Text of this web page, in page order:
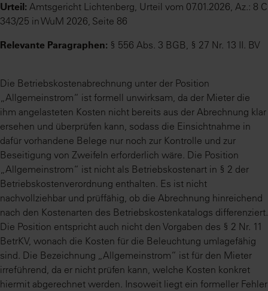
Urteil: Amtsgericht Lichtenberg, Urteil vom 07.01.2026, Az.: 8 C
343/25 in WuM 2026, Seite 86
Relevante Paragraphen: § 556 Abs. 3 BGB, § 27 Nr. 13 II. BV
Die Betriebskostenabrechnung unter der Position
„Allgemeinstrom“ ist formell unwirksam, da der Mieter die
ihm angelasteten Kosten nicht bereits aus der Abrechnung klar
ersehen und überprüfen kann, sodass die Einsichtnahme in
dafür vorhandene Belege nur noch zur Kontrolle und zur
Beseitigung von Zweifeln erforderlich wäre. Die Position
„Allgemeinstrom“ ist nicht als Betriebskostenart in § 2 der
Betriebskostenverordnung enthalten. Es ist nicht
nachvollziehbar und prüffähig, ob die Abrechnung hinreichend
nach den Kostenarten des Betriebskostenkatalogs differenziert.
Die Position entspricht auch nicht den Vorgaben des § 2 Nr. 11
BetrKV, wonach die Kosten für die Beleuchtung umlagefähig
sind. Die Bezeichnung „Allgemeinstrom“ ist für den Mieter
irreführend, da er nicht prüfen kann, welche Kosten konkret
hiermit abgerechnet werden. Insoweit liegt ein formeller Fehler